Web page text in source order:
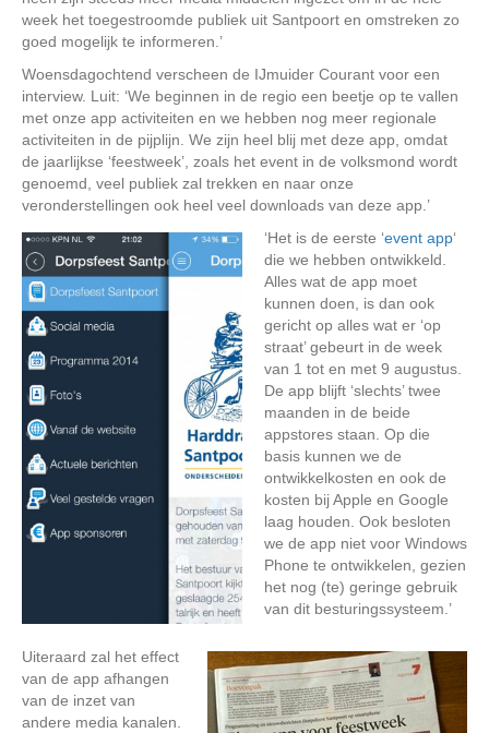
week het toegestroomde publiek uit Santpoort en omstreken zo
goed mogelijk te informeren.’
Woensdagochtend verscheen de IJmuider Courant voor een
interview. Luit: ‘We beginnen in de regio een beetje op te vallen
met onze app activiteiten en we hebben nog meer regionale
activiteiten in de pijplijn. We zijn heel blij met deze app, omdat
de jaarlijkse ‘feestweek’, zoals het event in de volksmond wordt
genoemd, veel publiek zal trekken en naar onze
veronderstellingen ook heel veel downloads van deze app.’
‘Het is de eerste ‘event app‘
die we hebben ontwikkeld.
Alles wat de app moet
kunnen doen, is dan ook
gericht op alles wat er ‘op
straat’ gebeurt in de week
van 1 tot en met 9 augustus.
De app blijft ‘slechts’ twee
maanden in de beide
appstores staan. Op die
basis kunnen we de
ontwikkelkosten en ook de
kosten bij Apple en Google
laag houden. Ook besloten
we de app niet voor Windows
Phone te ontwikkelen, gezien
het nog (te) geringe gebruik
van dit besturingssysteem.’
Uiteraard zal het effect
van de app afhangen
van de inzet van
andere media kanalen.